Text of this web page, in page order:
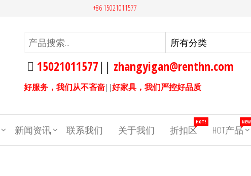
+86 15021011577
15021011577|| zhangyigan@renthn.com
好服务，我们从不吝啬||好家具，我们严控好品质
新闻资讯 联系我们 关于我们 折扣区
HOT!
HOT产品
NEW